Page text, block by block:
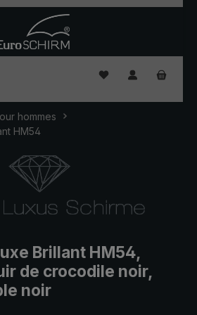
Vous avez 0
hommes
HM54
Brillant HM54,
de crocodile noir,
noir